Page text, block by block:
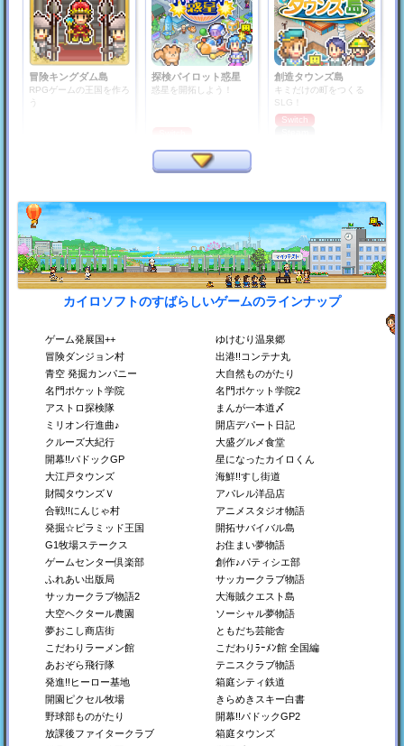
冒険キングダム島
RPGゲームの王国を作ろ
う
探検パイロット惑星
惑星を開拓しよう！
創造タウンズ島
キミだけの町をつくる
SLG！
Switch
銀盤スケートリンク物
Switch
Steam
PS4
Xbox
プロレスリング物語 平安京ものがたり
Switch
Steam
PS4
Xbox
洞窟ぼうけん団
地下世界を開拓しよう！
Switch
PS4
夢を叶える都市開発SLG
TVスタジオ物語
テレビ番組をつくろう！
Switch
Steam
Xbox
カイロソフトのすばらしいゲームのラインナップ
ゲーム発展国++
ゆけむり温泉郷
冒険ダンジョン村
出港!!コンテナ丸
青空 発掘カンパニー
大自然ものがたり
名門ポケット学院
名門ポケット学院2
アストロ探検隊
まんが一本道〆
ミリオン行進曲♪
開店デパート日記
クルーズ大紀行
大盛グルメ食堂
開幕!!パドックGP
星になったカイロくん
大江戸タウンズ
海鮮!!すし街道
財閥タウンズＶ
アパレル洋品店
合戦!!にんじゃ村
アニメスタジオ物語
発掘☆ピラミッド王国
開拓サバイバル島
G1牧場ステークス
お住まい夢物語
ゲームセンター倶楽部
創作♪パティシエ部
ふれあい出版局
サッカークラブ物語
サッカークラブ物語2
大海賊クエスト島
大空ヘクタール農園
ソーシャル夢物語
夢おこし商店街
ともだち芸能舎
こだわりラーメン館
こだわりﾗｰﾒﾝ館 全国編
あおぞら飛行隊
テニスクラブ物語
発進!!ヒーロー基地
箱庭シティ鉄道
開園ピクセル牧場
きらめきスキー白書
野球部ものがたり
開幕!!パドックGP2
放課後ファイタークラブ
箱庭タウンズ